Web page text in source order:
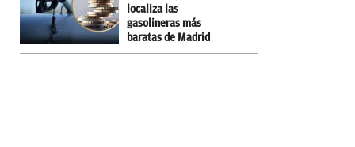
localiza las
gasolineras más
baratas de Madrid